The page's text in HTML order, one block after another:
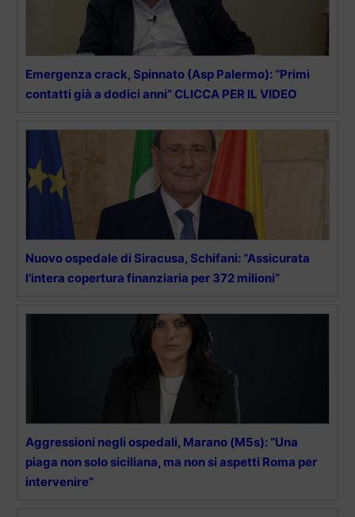
Emergenza crack, Spinnato (Asp Palermo): “Primi
contatti già a dodici anni” CLICCA PER IL VIDEO
Nuovo ospedale di Siracusa, Schifani: “Assicurata
l’intera copertura finanziaria per 372 milioni”
Aggressioni negli ospedali, Marano (M5s): “Una
piaga non solo siciliana, ma non si aspetti Roma per
intervenire”